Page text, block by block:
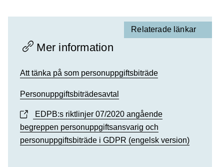
Mer information
Relaterade länkar
Att tänka på som personuppgiftsbiträde
Personuppgiftsbiträdesavtal
EDPB:s riktlinjer 07/2020 angående
begreppen personuppgiftsansvarig och
personuppgiftsbiträde i GDPR (engelsk version)